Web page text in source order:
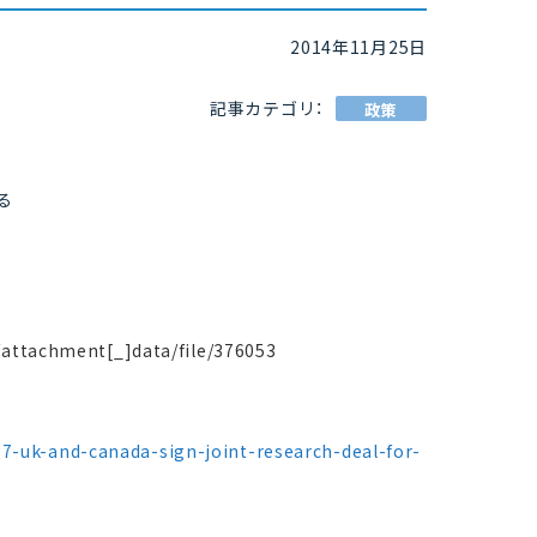
2014年11月25日
記事カテゴリ： 政策
file/376053
uk-and-canada-sign-joint-research-deal-for-